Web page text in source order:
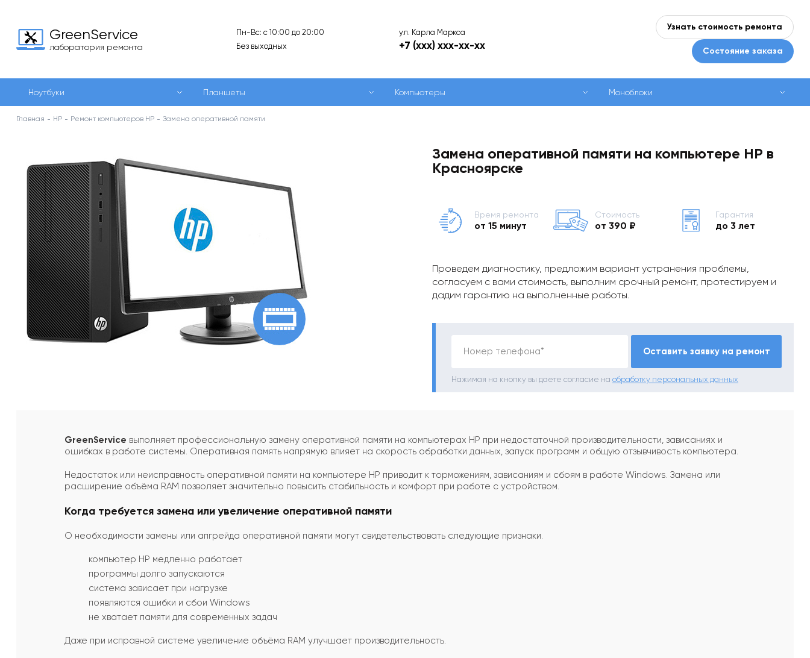
GreenService
лаборатория ремонта
Пн-Вс: с 10:00 до 20:00
Без выходных
ул. Карла Маркса
+7 (xxx) xxx-xx-xx
Узнать стоимость ремонта
Состояние заказа
Ноутбуки Планшеты Компьютеры Моноблоки
Главная HP Ремонт компьютеров HP Замена оперативной памяти
Замена оперативной памяти на компьютере HP в
Красноярске
Время ремонта
от 15 минут
Стоимость
от 390 ₽
Гарантия
до 3 лет
Проведем диагностику, предложим вариант устранения проблемы,
согласуем с вами стоимость, выполним срочный ремонт, протестируем и
дадим гарантию на выполненные работы.
Номер телефона* Оставить заявку на ремонт
Нажимая на кнопку вы даете согласие на обработку персональных данных
GreenService выполняет профессиональную замену оперативной памяти на компьютерах HP при недостаточной производительности, зависаниях и
ошибках в работе системы. Оперативная память напрямую влияет на скорость обработки данных, запуск программ и общую отзывчивость компьютера.
Недостаток или неисправность оперативной памяти на компьютере HP приводит к торможениям, зависаниям и сбоям в работе Windows. Замена или
расширение объёма RAM позволяет значительно повысить стабильность и комфорт при работе с устройством.
Когда требуется замена или увеличение оперативной памяти
О необходимости замены или апгрейда оперативной памяти могут свидетельствовать следующие признаки.
компьютер HP медленно работает
программы долго запускаются
система зависает при нагрузке
появляются ошибки и сбои Windows
не хватает памяти для современных задач
Даже при исправной системе увеличение объёма RAM улучшает производительность.